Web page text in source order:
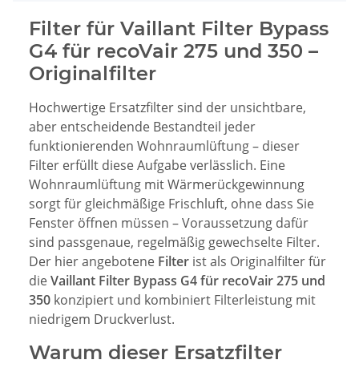
Filter für Vaillant Filter Bypass
G4 für recoVair 275 und 350 –
Originalfilter
Hochwertige Ersatzfilter sind der unsichtbare,
aber entscheidende Bestandteil jeder
funktionierenden Wohnraumlüftung – dieser
Filter erfüllt diese Aufgabe verlässlich. Eine
Wohnraumlüftung mit Wärmerückgewinnung
sorgt für gleichmäßige Frischluft, ohne dass Sie
Fenster öffnen müssen – Voraussetzung dafür
sind passgenaue, regelmäßig gewechselte Filter.
Der hier angebotene Filter ist als Originalfilter für
dieVaillant Filter Bypass G4 für recoVair 275 und
350 konzipiert und kombiniert Filterleistung mit
niedrigem Druckverlust.
Warum dieser Ersatzfilter